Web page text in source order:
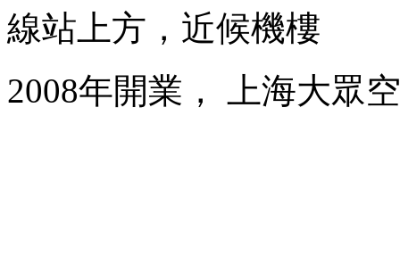
線站上方，近候機樓
2008年開業， 上海大